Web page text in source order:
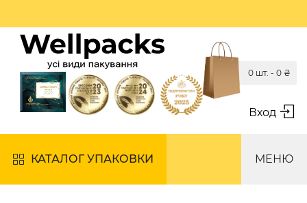
Вход
0 шт. - 0 ₴
КАТАЛОГ УПАКОВКИ МЕНЮ